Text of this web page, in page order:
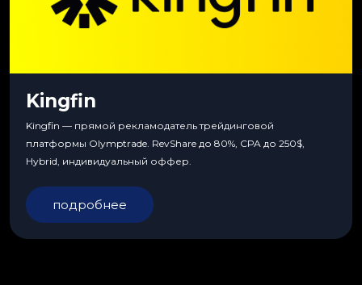
Kingfin
Kingfin — прямой рекламодатель трейдинговой
платформы Olymptrade. RevShare до 80%, CPA до 250$,
Hybrid, индивидуальный оффер.
подробнее